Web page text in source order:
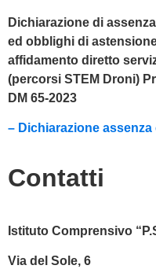
Dichiarazione di
ed obblighi di
affidamento diretto
(percorsi STEM Droni)
DM 65-2023
– Dichiarazione
Contatti
Istituto Comprensivo
Via del Sole, 6